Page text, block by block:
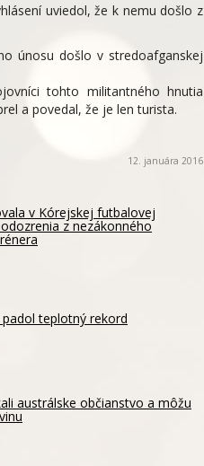
uviedol, že k nemu došlo z
únosu došlo v stredoafganskej
tohto militantného hnutia
a povedal, že je len turista.
12. januára 2016
v Kórejskej futbalovej
z nezákonného
teplotný rekord
austrálske občianstvo a môžu